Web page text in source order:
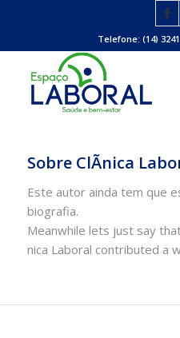
Telefone: (14)
Sobre ClÃ­nica
Este autor ainda tem que
biografia.
Meanwhile lets just say
nica Laboral contributed a